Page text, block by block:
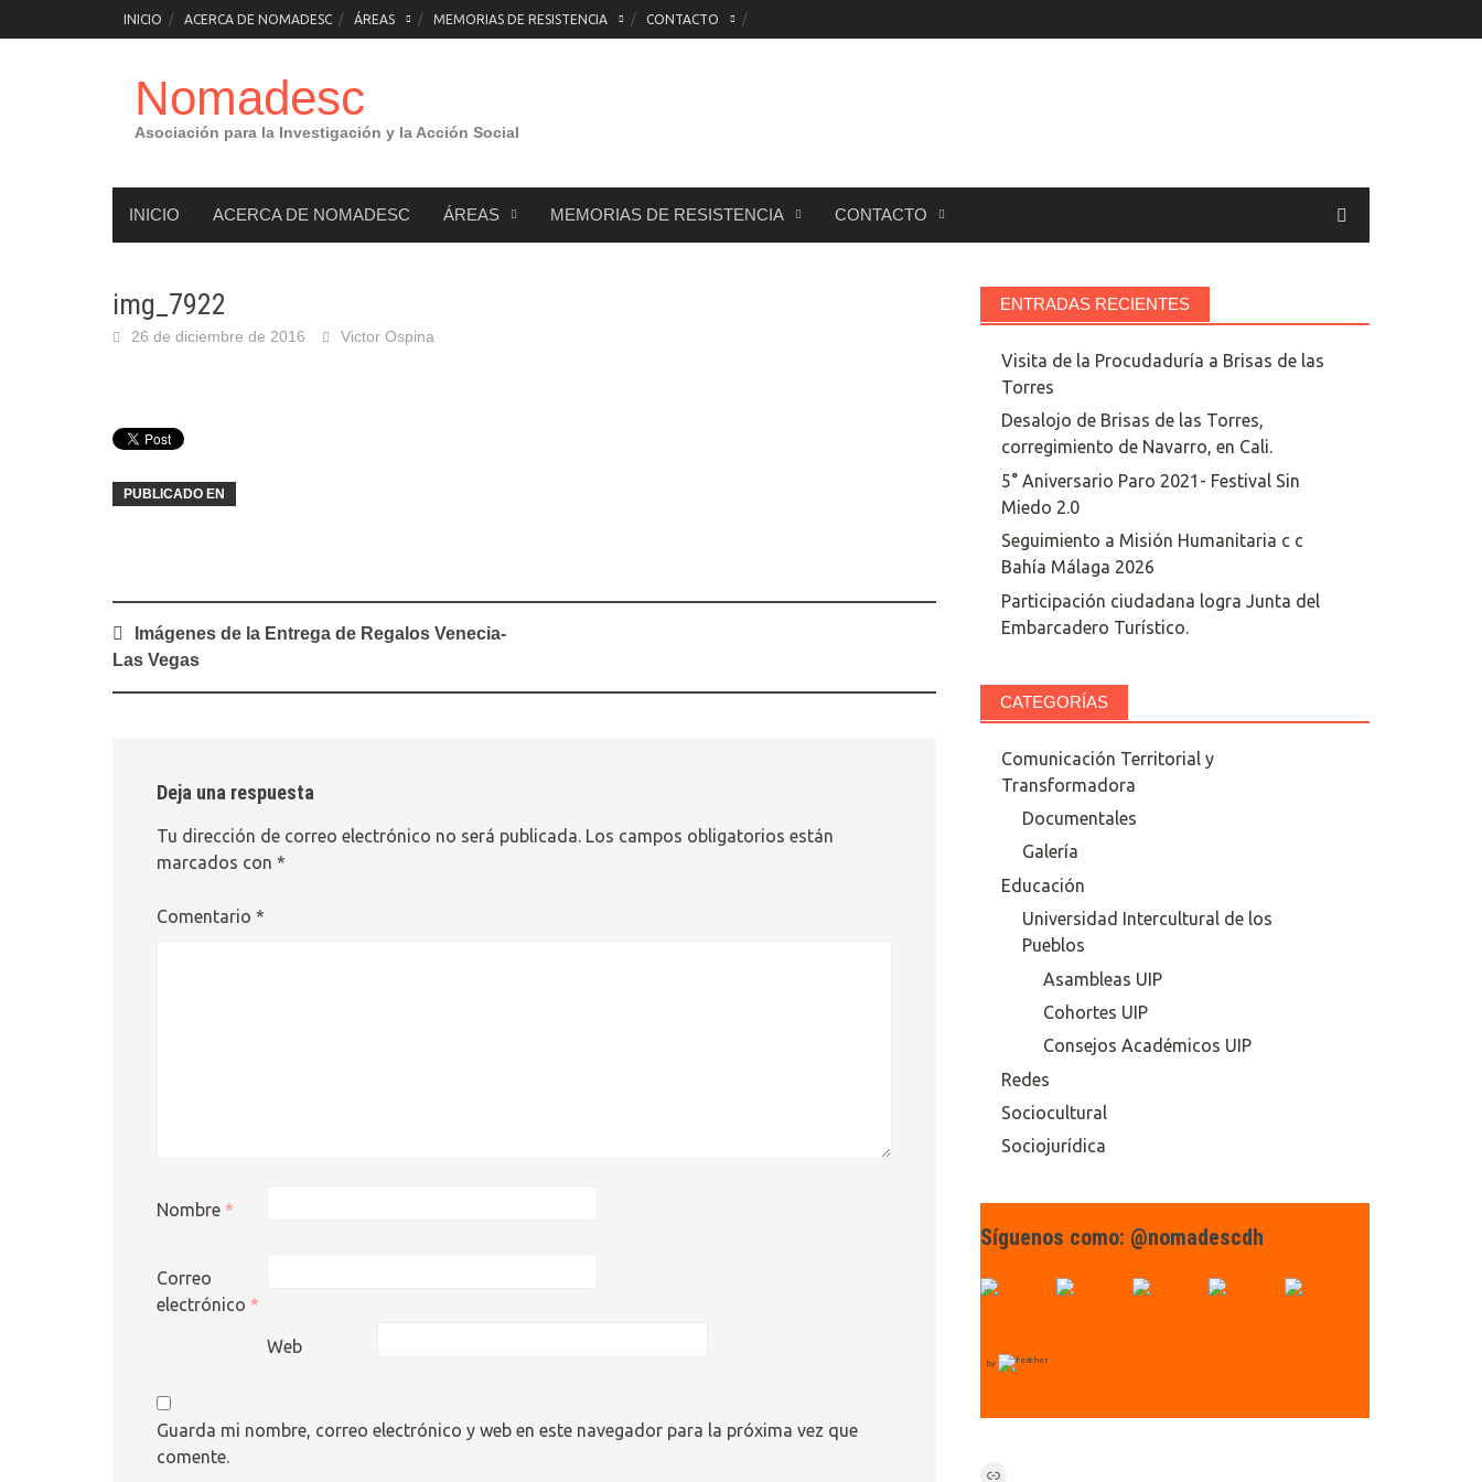
al
INICIO ACERCA DE NOMADESC ÁREAS MEMORIAS DE RESISTENCIA CONTACTO
Nomadesc
Asociación para la Investigación y la Acción Social
INICIO ACERCA DE NOMADESC ÁREAS MEMORIAS DE RESISTENCIA CONTACTO
img_7922
26 de diciembre de 2016 Victor Ospina
PUBLICADO EN
Navegación
de
Imágenes de la Entrega de Regalos Venecia-
Las Vegas
Deja una respuesta
Tu dirección de correo electrónico no será publicada. Los campos obligatorios están
marcados con *
Comentario *
Nombre *
Correo
electrónico *
Web
Guarda mi nombre, correo electrónico y web en este navegador para la próxima vez que
comente.
ENTRADAS RECIENTES
Visita de la Procudaduría a Brisas de las
Torres
Desalojo de Brisas de las Torres,
corregimiento de Navarro, en Cali.
5° Aniversario Paro 2021- Festival Sin
Miedo 2.0
Seguimiento a Misión Humanitaria c c
Bahía Málaga 2026
Participación ciudadana logra Junta del
Embarcadero Turístico.
CATEGORÍAS
Comunicación Territorial y
Transformadora
Documentales
Galería
Educación
Universidad Intercultural de los
Pueblos
Asambleas UIP
Cohortes UIP
Consejos Académicos UIP
Redes
Sociocultural
Sociojurídica
Síguenos como: @nomadescdh
by
Link